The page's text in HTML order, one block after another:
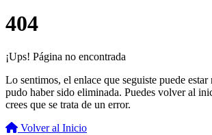
404
¡Ups! Página no encontrada
Lo sentimos, el enlace que seguiste puede
pudo haber sido eliminada. Puedes volver al
crees que se trata de un error.
Volver al Inicio